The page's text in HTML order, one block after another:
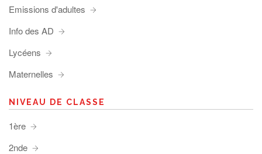
Emissions d'adultes
Info des AD
Lycéens
Maternelles
NIVEAU DE CLASSE
1ère
2nde